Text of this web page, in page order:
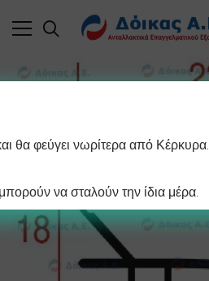
θα φεύγει νωρίτερα από Κέρκυρα.
να σταλούν την ίδια μέρα.